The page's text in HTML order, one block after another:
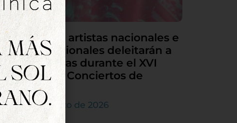
Grandes artistas nacionales e
internacionales deleitarán a
Tordesillas durante el XVI
Ciclo de Conciertos de
Órgano
4 de agosto de 2026